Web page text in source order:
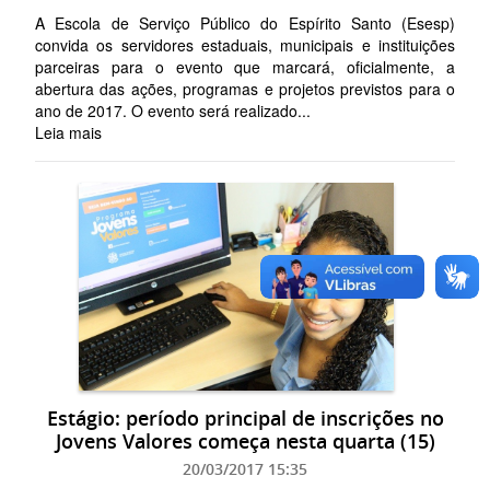
A Escola de Serviço Público do Espírito Santo (Esesp)
convida os servidores estaduais, municipais e instituições
parceiras para o evento que marcará, oficialmente, a
abertura das ações, programas e projetos previstos para o
ano de 2017. O evento será realizado...
Leia mais
Estágio: período principal de inscrições no
Jovens Valores começa nesta quarta (15)
20/03/2017 15:35